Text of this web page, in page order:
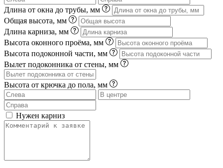
Длина от окна до трубы, мм
Общая высота, мм
Длина карниза, мм
Высота оконного проёма, мм
Высота подоконной части, мм
Вылет подоконника от стены, мм
Высота от крючка до пола, мм
Нужен карниз